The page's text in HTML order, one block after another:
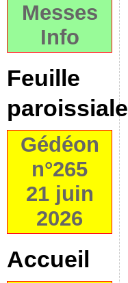
Messes
Info
Feuille
paroissiale
Gédéon
n°265
21 juin
2026
Accueil